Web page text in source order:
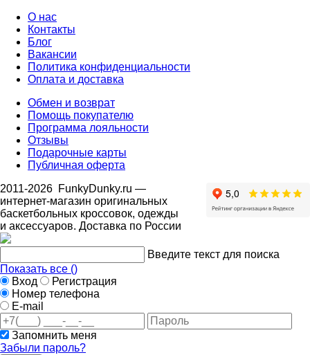
О нас
Контакты
Блог
Вакансии
Политика конфиденциальности
Оплата и доставка
Обмен и возврат
Помощь покупателю
Программа лояльности
Отзывы
Подарочные карты
Публичная оферта
2011-2026 FunkyDunky.ru —
интернет-магазин оригинальных
баскетбольных кроссовок, одежды
и аксессуаров. Доставка по России
Введите текст для поиска
Показать все ()
Вход
Регистрация
Номер телефона
E-mail
Запомнить меня
Забыли пароль?